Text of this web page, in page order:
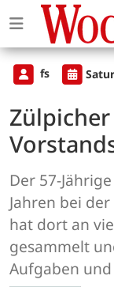
fs
Der 57-
Jahren bei
hat dort an
gesammelt
Aufgaben